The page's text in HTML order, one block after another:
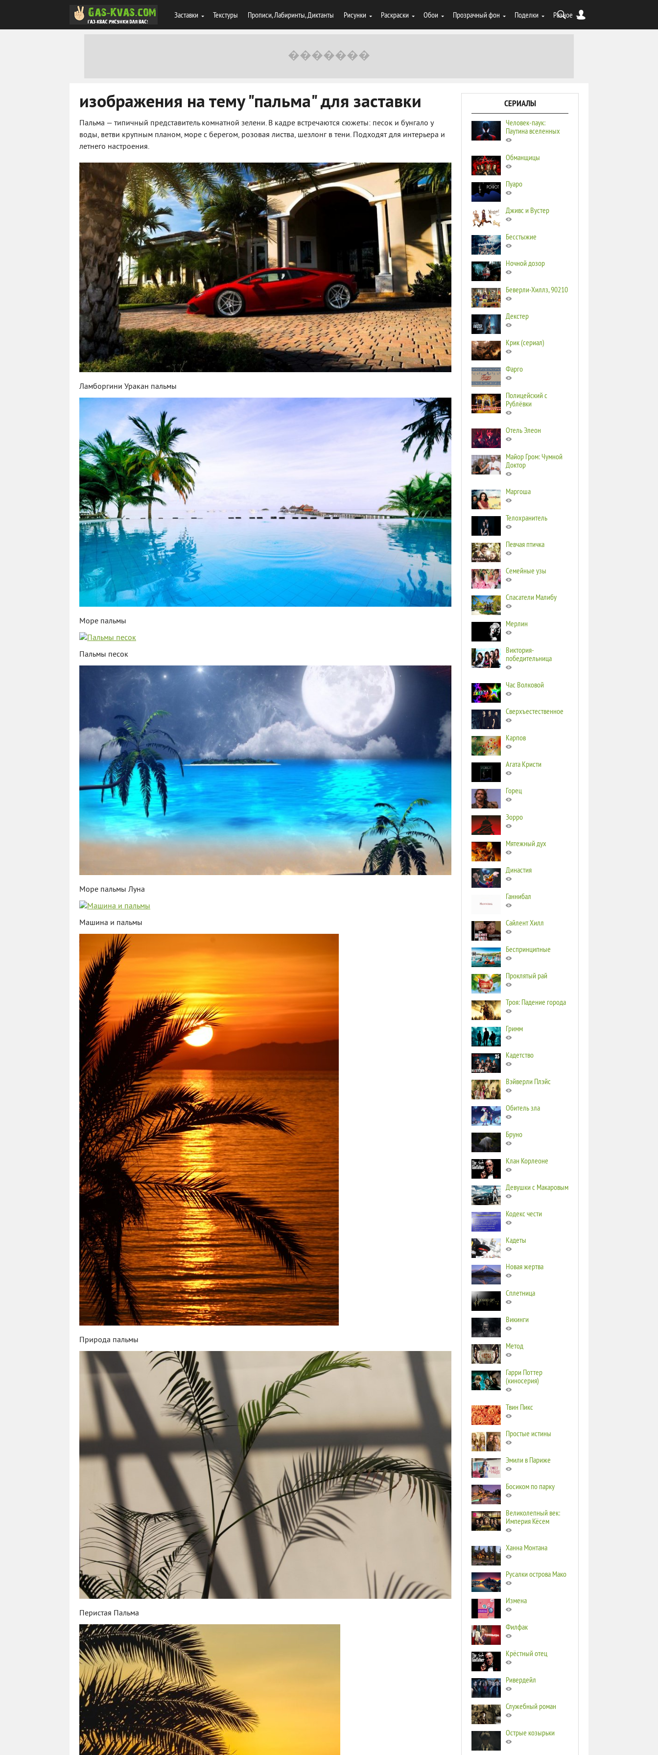
Заставки Текстуры Прописи, Лабиринты, Диктанты Рисунки Раскраски Обои Прозрачный фон Поделки Разное
изображения на тему "пальма" для заставки
Пальма — типичный представитель комнатной зелени. В кадре встречаются сюжеты: песок и бунгало у
воды, ветви крупным планом, море с берегом, розовая листва, шезлонг в тени. Подходят для интерьера и
летнего настроения.
Ламборгини Уракан пальмы
Море пальмы
Пальмы песок
Море пальмы Луна
Машина и пальмы
Природа пальмы
Перистая Пальма
СЕРИАЛЫ
Человек-паук:
Паутина вселенных
Обманщицы
Пуаро
Дживс и Вустер
Бесстыжие
Ночной дозор
Беверли-Хиллз, 90210
Декстер
Крик (сериал)
Фарго
Полицейский с
Рублёвки
Отель Элеон
Майор Гром: Чумной
Доктор
Маргоша
Телохранитель
Певчая птичка
Семейные узы
Спасатели Малибу
Мерлин
Виктория-
победительница
Час Волковой
Сверхъестественное
Карпов
Агата Кристи
Горец
Зорро
Мятежный дух
Династия
Ганнибал
Сайлент Хилл
Беспринципные
Проклятый рай
Троя: Падение города
Гримм
Кадетство
Вэйверли Плэйс
Обитель зла
Бруно
Клан Корлеоне
Девушки с Макаровым
Кодекс чести
Кадеты
Новая жертва
Сплетница
Викинги
Метод
Гарри Поттер
(киносерия)
Твин Пикс
Простые истины
Эмили в Париже
Босиком по парку
Великолепный век:
Империя Кёсем
Ханна Монтана
Русалки острова Мако
Измена
Филфак
Крёстный отец
Ривердейл
Служебный роман
Острые козырьки